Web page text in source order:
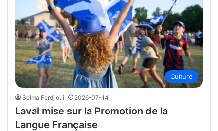
Culture
Selma Ferdjioui 2026-07-14
Laval mise sur la Promotion de la
Langue Française